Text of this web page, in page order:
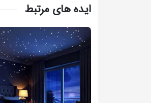
ایده های مرتبط